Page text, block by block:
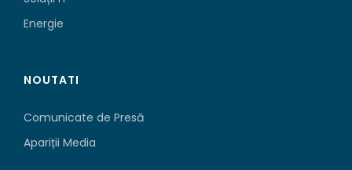
Energie
NOUTATI
Comunicate de Presă
Apariții Media